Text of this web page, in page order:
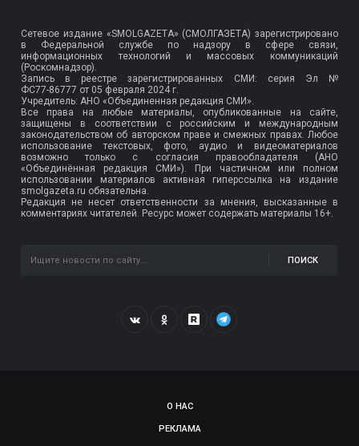
Сетевое издание «SMOLGAZETA» (СМОЛГАЗЕТА) зарегистрировано
в Федеральной службе по надзору в сфере связи,
информационных технологий и массовых коммуникаций
(Роскомнадзор).
Запись в реестре зарегистрированных СМИ: серия Эл №
ФС77-86777 от 05 февраля 2024 г.
Учредитель: АНО «Объединенная редакция СМИ».
Все права на любые материалы, опубликованные на сайте,
защищены в соответствии с российским и международным
законодательством об авторском праве и смежных правах. Любое
использование текстовых, фото, аудио и видеоматериалов
возможно только с согласия правообладателя (АНО
«Объединённая редакция СМИ»). При частичном или полном
использовании материалов активная гиперссылка на издание
smolgazeta.ru обязательна.
Редакция не несет ответственности за мнения, высказанные в
комментариях читателей. Ресурс может содержать материалы 16+.
ПОИСК
О НАС
РЕКЛАМА